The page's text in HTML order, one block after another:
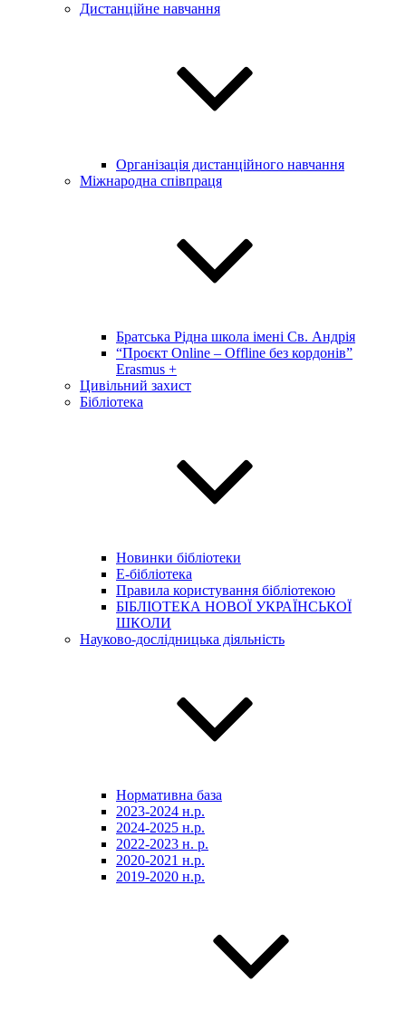
Дистанційне навчання
Організація дистанційного навчання
Міжнародна співпраця
Братська Рідна школа імені Св. Андрія
“Проєкт Online – Offline без кордонів”
Erasmus +
Цивільний захист
Бібліотека
Новинки бібліотеки
E-бібліотека
Правила користування бібліотекою
БІБЛІОТЕКА НОВОЇ УКРАЇНСЬКОЇ
ШКОЛИ
Науково-дослідницька діяльність
Нормативна база
2023-2024 н.р.
2024-2025 н.р.
2022-2023 н. р.
2020-2021 н.р.
2019-2020 н.р.